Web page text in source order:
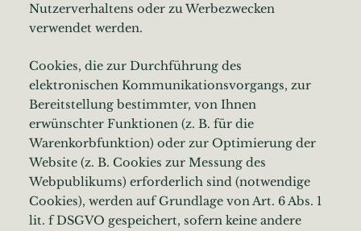
Nutzerverhaltens oder zu Werbezwecken
verwendet werden.
Cookies, die zur Durchführung des
elektronischen Kommunikationsvorgangs, zur
Bereitstellung bestimmter, von Ihnen
erwünschter Funktionen (z. B. für die
Warenkorbfunktion) oder zur Optimierung der
Website (z. B. Cookies zur Messung des
Webpublikums) erforderlich sind (notwendige
Cookies), werden auf Grundlage von Art. 6 Abs. 1
lit. f DSGVO gespeichert, sofern keine andere